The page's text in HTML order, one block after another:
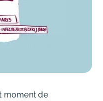
moment de